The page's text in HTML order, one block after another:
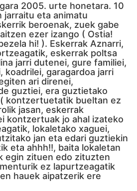
2005. urte honetara. 10
eta animatu
beroenak, zuek gabe
ezer izango ( Ostia!
hi! ). Eskerrak Aznarri,
eskerrak poltsa
jarri dutenei, gure familiei,
koadrilei, garagardoa jarri
ari direnei,
guztiei, era guztietako
kontzertuetatik bueltan ez
jasan, eskerrak
kontzertuak jo ahal izateko
lokaletako xaguei,
jan eta edari guztiekin
eta ahhh!!, baita lokaletan
egin zituen edo zituzten
ez lapurtzeagatik
hauek aipatzerik ere